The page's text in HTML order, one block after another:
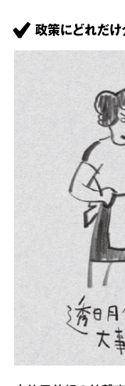
政策にどれだけ